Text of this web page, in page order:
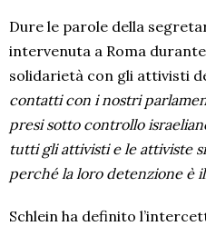
Dure le parole della
intervenuta a Roma
solidarietà con gli attivisti
contatti con i nostri
presi sotto controllo
tutti gli attivisti e le attiviste
perché la loro detenzione è
Schlein ha definito